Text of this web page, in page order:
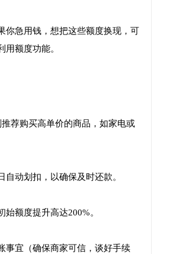
你急用钱，想把这些额度换现，可
额度功能。
荐购买高单价的商品，如家电或
动划扣，以确保及时还款。
额度提升高达200%。
事宜（确保商家可信，谈好手续